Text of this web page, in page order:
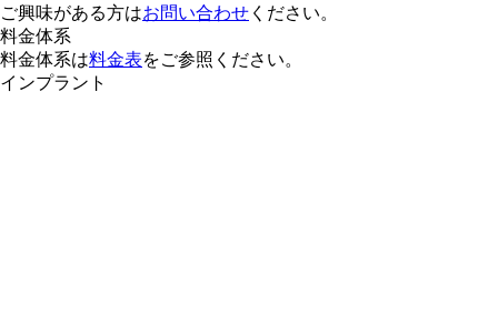
ご興味がある方はお問い合わせ ください。
料金体系
料金体系は料金表をご参照ください。
インプラント